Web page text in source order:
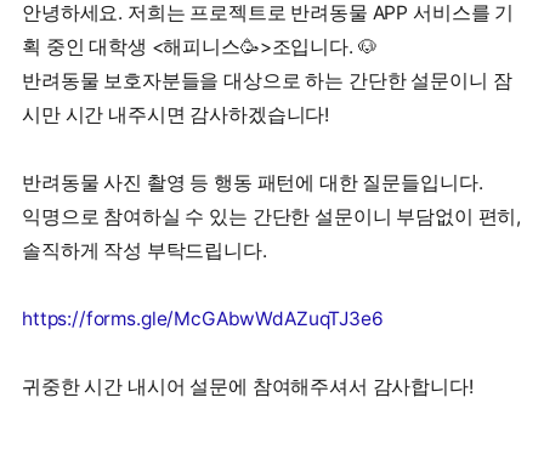
안녕하세요. 저희는 프로젝트로 반려동물 APP 서비스를 기
획 중인 대학생 <해피니스🥳>조입니다. 🐶
반려동물 보호자분들을 대상으로 하는 간단한 설문이니 잠
시만 시간 내주시면 감사하겠습니다!
반려동물 사진 촬영 등 행동 패턴에 대한 질문들입니다.
익명으로 참여하실 수 있는 간단한 설문이니 부담없이 편히,
솔직하게 작성 부탁드립니다.
https://forms.gle/McGAbwWdAZuqTJ3e6
귀중한 시간 내시어 설문에 참여해주셔서 감사합니다!